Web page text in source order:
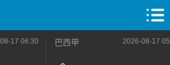
17 06:30 巴西甲 2026-08-17